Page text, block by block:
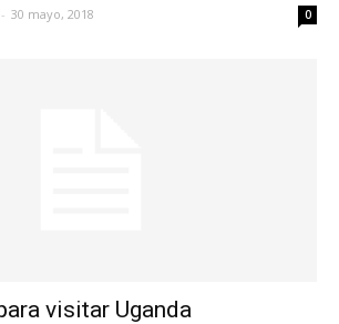
- 30 mayo, 2018 0
visitar Uganda